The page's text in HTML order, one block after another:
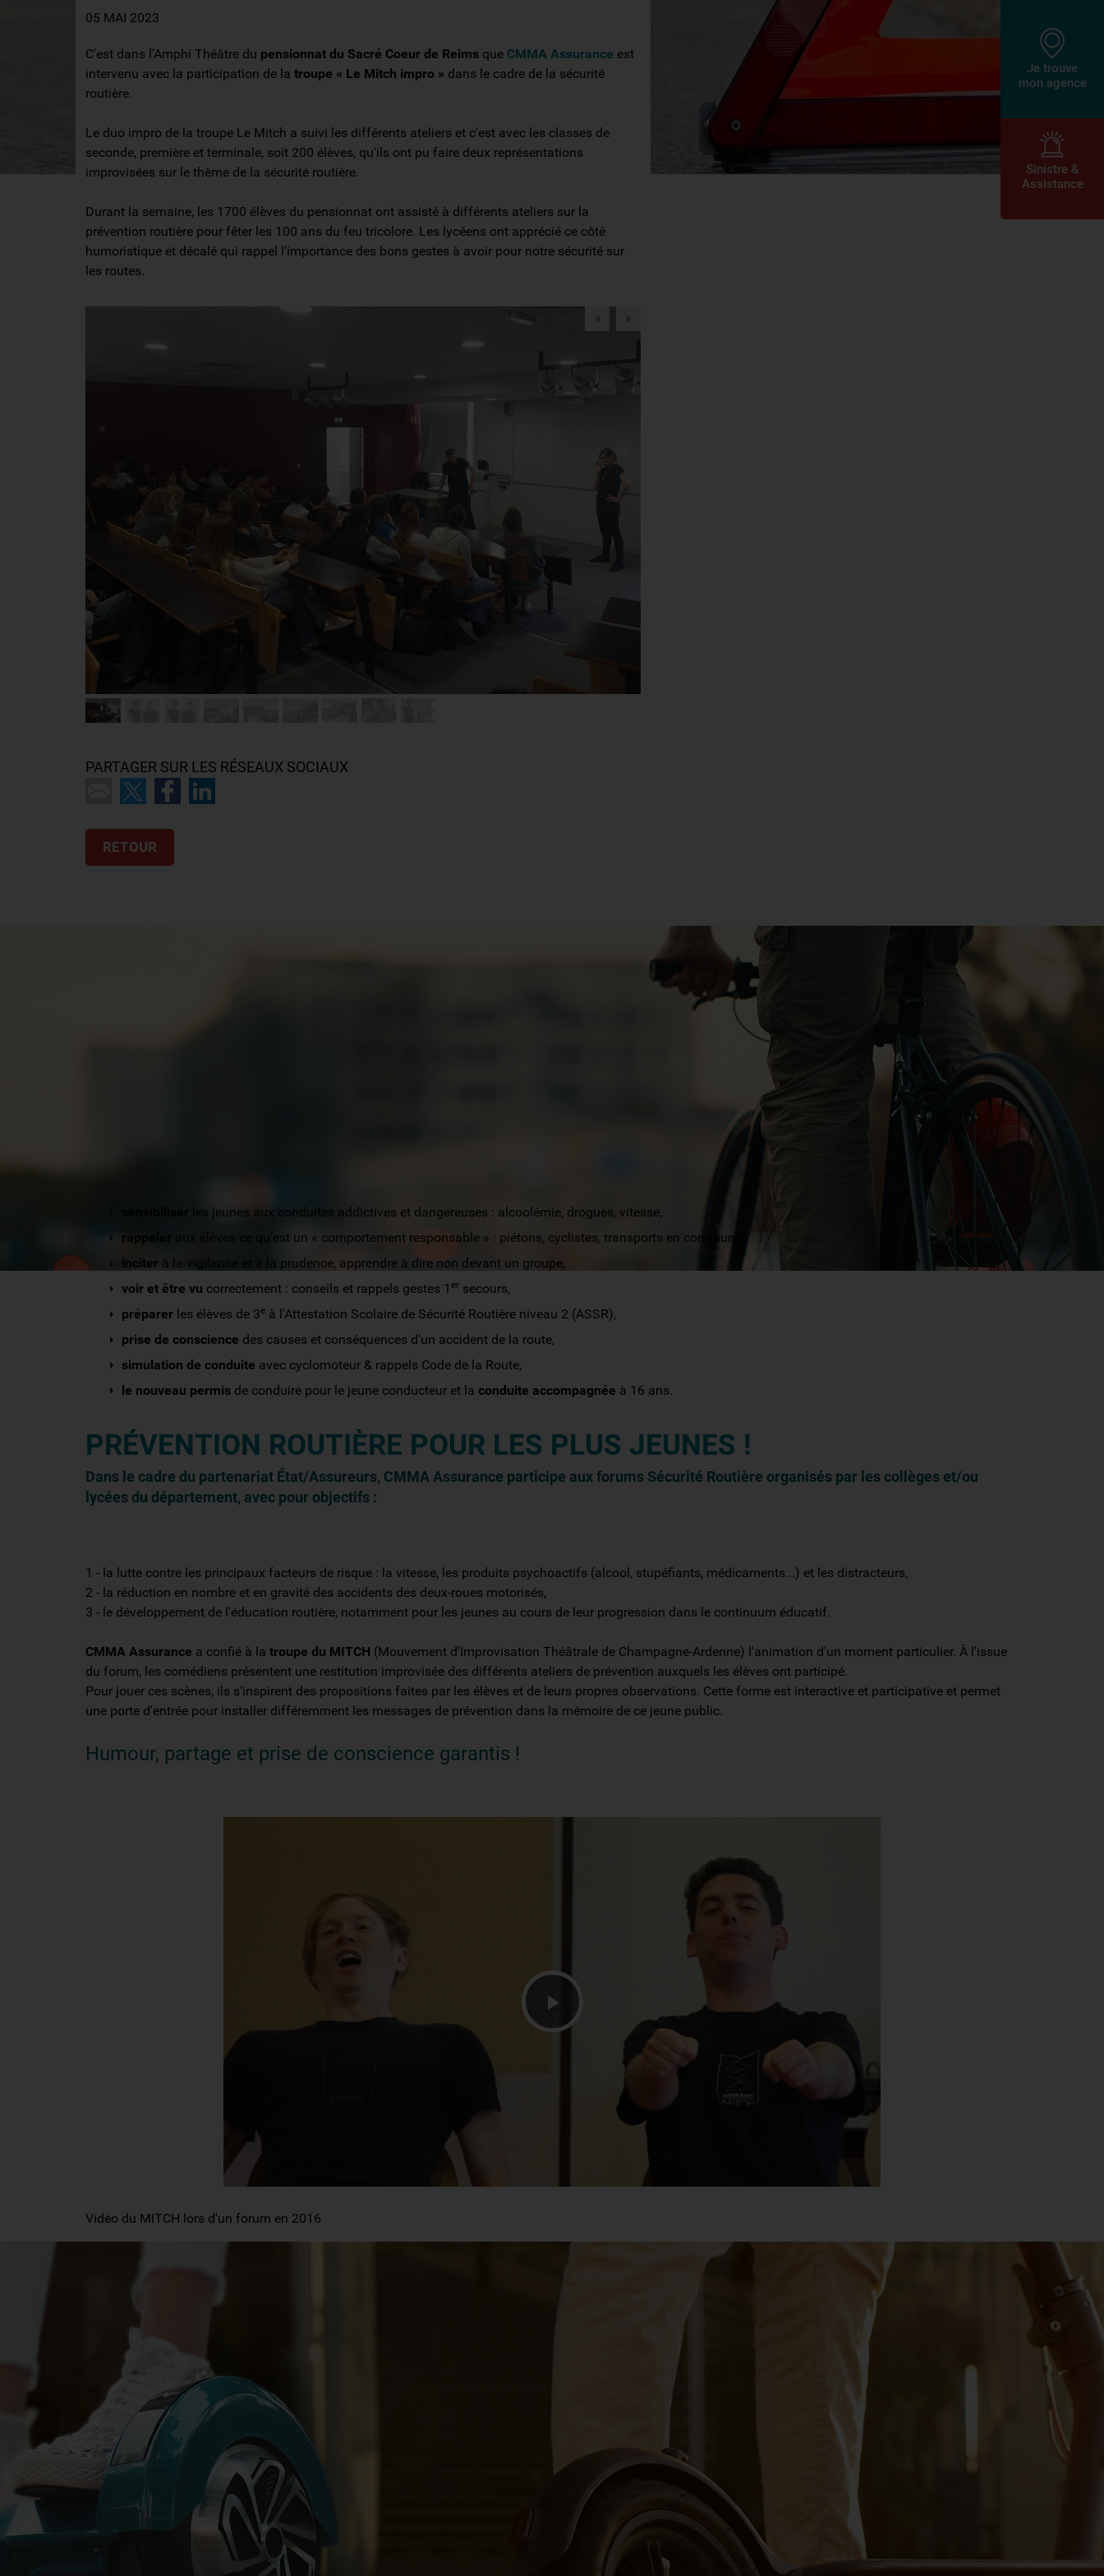
Je trouve
mon agence
Sinistre &
Assistance
05 MAI 2023
C'est dans l'Amphi Théâtre du pensionnat du Sacré Coeur de Reims que CMMA Assurance est
intervenu avec la participation de la troupe « Le Mitch impro » dans le cadre de la sécurité
routière.
Le duo impro de la troupe Le Mitch a suivi les différents ateliers et c'est avec les classes de
seconde, première et terminale, soit 200 élèves, qu'ils ont pu faire deux représentations
improvisées sur le thème de la sécurité routière.
Durant la semaine, les 1700 élèves du pensionnat ont assisté à différents ateliers sur la
prévention routière pour fêter les 100 ans du feu tricolore. Les lycéens ont apprécié ce côté
humoristique et décalé qui rappel l'importance des bons gestes à avoir pour notre sécurité sur
les routes.
PARTAGER SUR LES RÉSEAUX SOCIAUX
RETOUR
en participant chaque année aux
En lien avec les référents académiques des établissements scolaires, CMMA Assurance répond aux objectifs pédagogiques fixés :
VOICI LES OBJECTIFS PÉDAGOGIQUES FIXÉS PAR LES ÉTABLISSEMENTS :
les jeunes aux conduites addictives et dangereuses : alcoolémie, drogues, vitesse,
rappeler
aux élèves ce qu'est un « comportement responsable » : piétons, cyclistes, transports en commun,
inciter à la vigilance et à la prudence, apprendre à dire non devant un groupe,
voir et être vu correctement : conseils et rappels gestes 1 er secours,
préparer les élèves de 3e à l'Attestation Scolaire de Sécurité Routière niveau 2 (ASSR),
prise de conscience des causes et conséquences d'un accident de la route,
simulation de conduite avec cyclomoteur & rappels Code de la Route,
le nouveau permis de conduire pour le jeune conducteur et la conduite accompagnée à 16 ans.
PRÉVENTION ROUTIÈRE POUR LES PLUS JEUNES !
Dans le cadre du partenariat État/Assureurs, CMMA Assurance participe aux forums Sécurité Routière organisés par les collèges et/ou
lycées du département, avec pour objectifs :
1 - la lutte contre les principaux facteurs de risque : la vitesse, les produits psychoactifs (alcool, stupéfiants, médicaments...) et les distracteurs,
2 - la réduction en nombre et en gravité des accidents des deux-roues motorisés,
3 - le développement de l'éducation routière, notamment pour les jeunes au cours de leur progression dans le continuum éducatif.
CMMA Assurance a confié à la troupe du MITCH (Mouvement d'Improvisation Théâtrale de Champagne-Ardenne) l'animation d'un moment particulier. À l'issue
du forum, les comédiens présentent une restitution improvisée des différents ateliers de prévention auxquels les élèves ont participé.
Pour jouer ces scènes, ils s'inspirent des propositions faites par les élèves et de leurs propres observations. Cette forme est interactive et participative et permet
une porte d'entrée pour installer différemment les messages de prévention dans la mémoire de ce jeune public.
Humour, partage et prise de conscience garantis !
Lire
Vidéo du MITCH lors d'un forum en 2016
L'espace urbain est partagé par un grand nombre d'usagers : piétons, voitures, motos, vélos... et depuis
les nouveaux Engins de Déplacement Personnels Motorisés (EDPM)!
Ces nouveaux modes de déplacement se popularisent d'années en années. Lors de nos différents déplacements, les dangers peuvent être
nombreux sur la voie publique, surtout si tout le monde ne respecte pas les bonnes règles de "conduite" !
Les trottinettes électriques ainsi que les gyropodes et autres Engins de Déplacement Personnels Motorisés sont considérés comme des véhicules terrestres à
moteur et sont donc soumis, à l'instar d'un scooter ou d'une voiture, à l'obligation d'assurance relative à la responsabilité civile automobile au sens des
dispositions de l'article L 211-1 du code des assurances.
L'obligation porte uniquement sur la responsabilité civile qui assure la protection des tiers en cas de dommages corporels et/ou matériels. Elle protège également
le patrimoine de l'utilisateur ou de ses parents !